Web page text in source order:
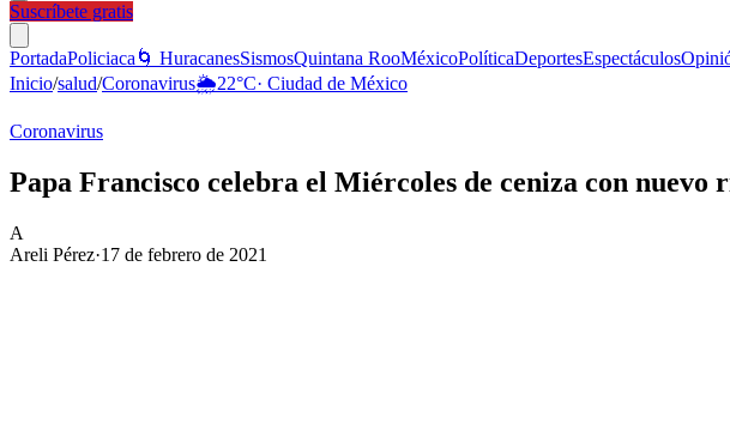
Suscríbete gratis
PortadaPoliciaca 🌀 HuracanesSismosQuintana RooMéxicoPolíticaDeportesEspectáculos
Inicio/salud/Coronavirus🌦️22°C· Ciudad de México
Coronavirus
Papa Francisco celebra el Miércoles de ceniza con nuevo
A
Areli Pérez·17 de febrero de 2021